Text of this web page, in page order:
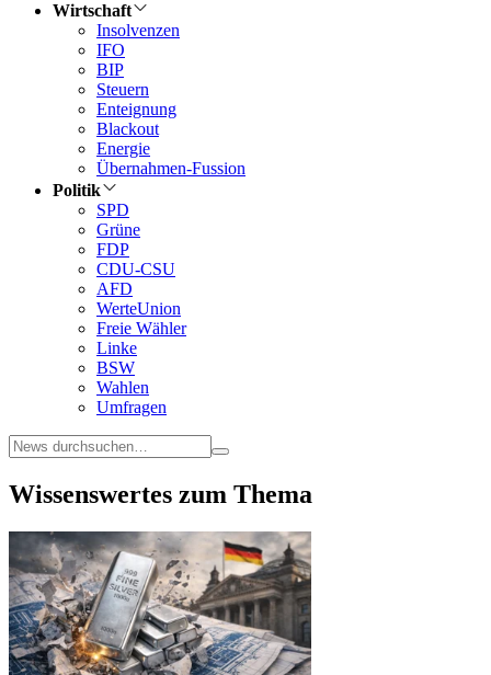
Wirtschaft
Insolvenzen
IFO
BIP
Steuern
Enteignung
Blackout
Energie
Übernahmen-Fussion
Politik
SPD
Grüne
FDP
CDU-CSU
AFD
WerteUnion
Freie Wähler
Linke
BSW
Wahlen
Umfragen
Wissenswertes zum Thema